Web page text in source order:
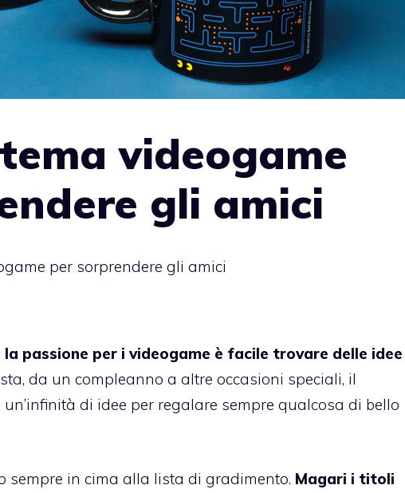
videogame
gli amici
per sorprendere gli amici
la passione per i videogame è facile trovare delle idee
da un compleanno a altre occasioni speciali, il
di idee per regalare sempre qualcosa di bello
sempre in cima alla lista di gradimento. Magari i titoli